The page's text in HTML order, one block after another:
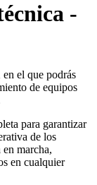
-
el que podrás
de equipos
para garantizar
de los
marcha,
en cualquier